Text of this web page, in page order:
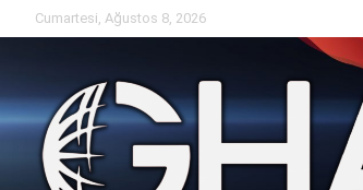
to
Cumartesi, Ağustos 8, 2026